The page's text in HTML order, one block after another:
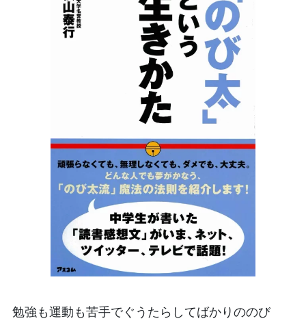
勉強も運動も苦手でぐうたらしてばかりののび